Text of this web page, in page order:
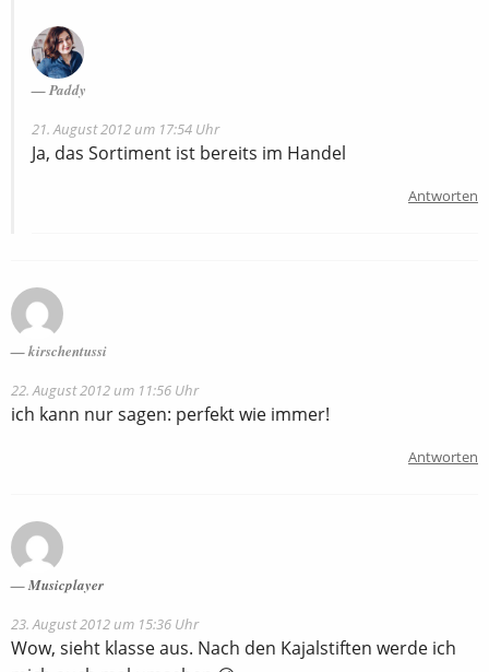
Paddy
21. August 2012 um 17:54 Uhr
Ja, das Sortiment ist bereits im Handel
Antworten
kirschentussi
22. August 2012 um 11:56 Uhr
ich kann nur sagen: perfekt wie immer!
Antworten
Musicplayer
23. August 2012 um 15:36 Uhr
Wow, sieht klasse aus. Nach den Kajalstiften werde ich